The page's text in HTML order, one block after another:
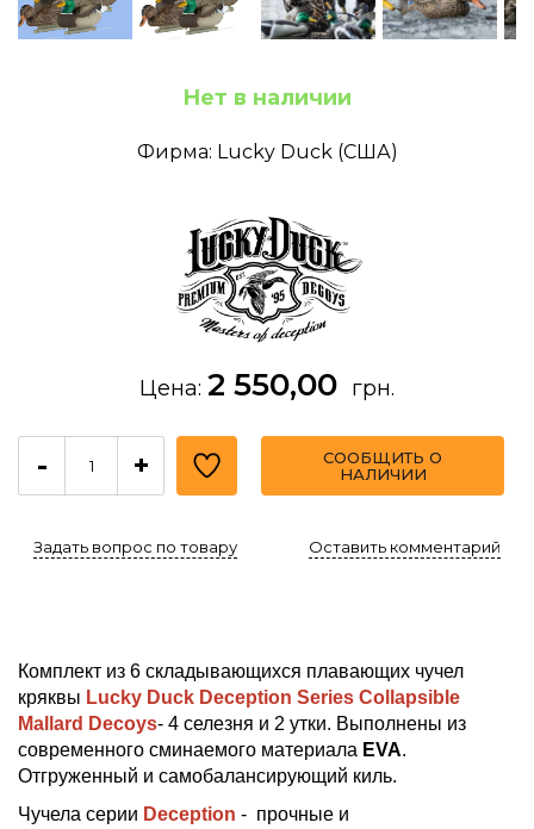
Нет в наличии
Фирма: Lucky Duck (США)
Цена: 2 550,00 грн.
- +
СООБЩИТЬ О
НАЛИЧИИ
Задать вопрос по товару Оставить комментарий
Комплект из 6 складывающихся плавающих чучел
кряквы Lucky Duck Deception Series Collapsible
Mallard Decoys- 4 селезня и 2 утки. Выполнены из
современного сминаемого материала EVA.
Отгруженный и самобалансирующий киль.
Чучела серии Deception - прочные и